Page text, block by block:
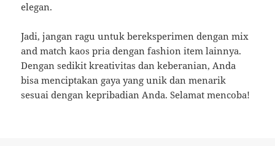
elegan.
Jadi, jangan ragu untuk bereksperimen dengan mix
and match kaos pria dengan fashion item lainnya.
Dengan sedikit kreativitas dan keberanian, Anda
bisa menciptakan gaya yang unik dan menarik
sesuai dengan kepribadian Anda. Selamat mencoba!